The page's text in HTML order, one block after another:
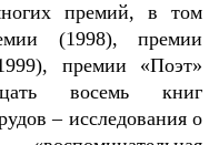
премий, в том
(1998), премии
премии «Поэт»
восемь книг
– исследования о